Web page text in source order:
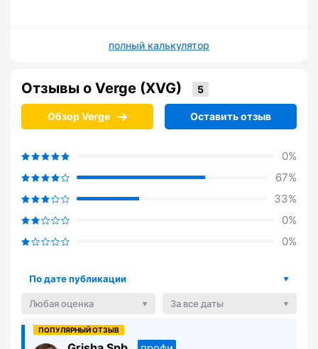
полный калькулятор
Отзывы о Verge (XVG)
Обзор Verge Оставить отзыв
0%
67%
33%
0%
0%
По дате публикации
Любая оценка За все даты